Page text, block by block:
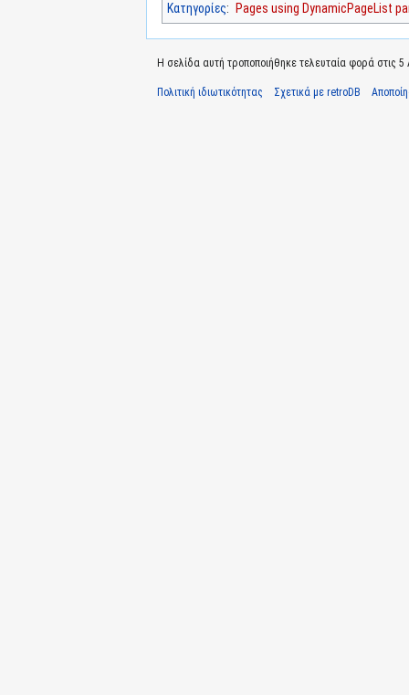
Κατηγορίες: Pages using DynamicPageList
Η σελίδα αυτή τροποποιήθηκε τελευταία φορά στις 5
Πολιτική ιδιωτικότητας Σχετικά με retroDB